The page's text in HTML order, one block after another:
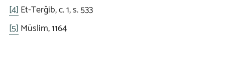
[4] Et-Terğib, c. 1, s. 533
[5] Müslim, 1164